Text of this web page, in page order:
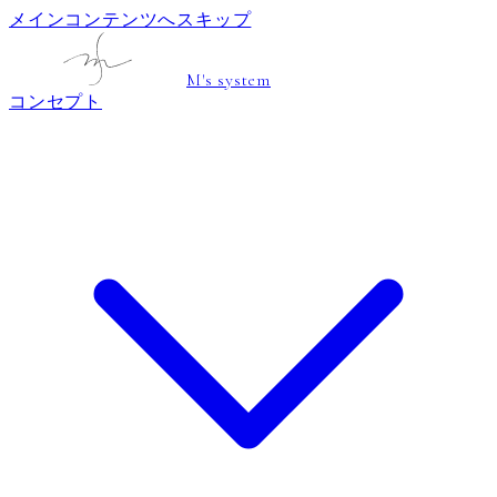
メインコンテンツへスキップ
M's system
コンセプト